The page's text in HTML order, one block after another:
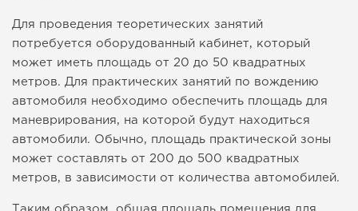
Для проведения теоретических занятий
потребуется оборудованный кабинет, который
может иметь площадь от 20 до 50 квадратных
метров. Для практических занятий по вождению
автомобиля необходимо обеспечить площадь для
маневрирования, на которой будут находиться
автомобили. Обычно, площадь практической зоны
может составлять от 200 до 500 квадратных
метров, в зависимости от количества автомобилей.